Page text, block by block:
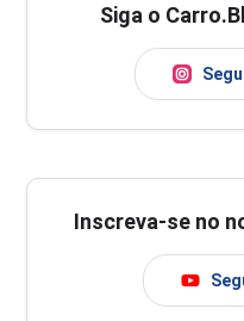
Siga o
Inscreva-se no